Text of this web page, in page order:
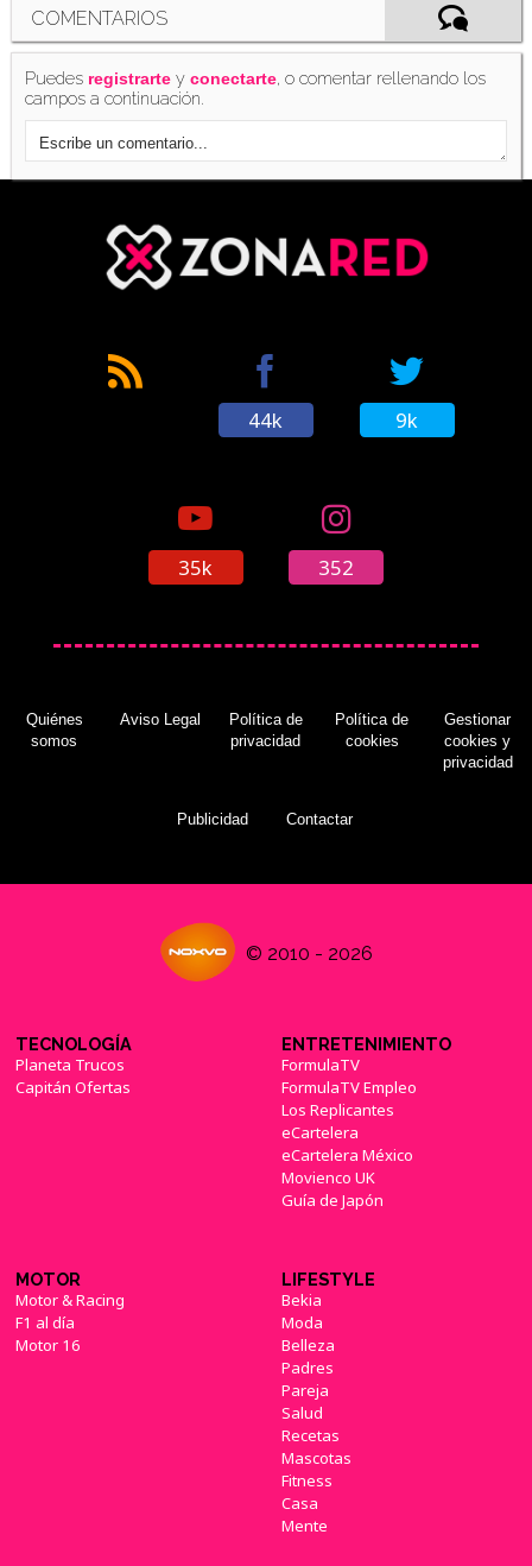
COMENTARIOS
Puedes registrarte yconectarte, o comentar rellenando los
campos a continuación.
44k 9k
35k 352
Quiénes
somos
Aviso Legal
Política de
privacidad
Política de
cookies
Gestionar
cookies y
privacidad
Publicidad Contactar
© 2010 - 2026
TECNOLOGÍA
Planeta Trucos
Capitán Ofertas
ENTRETENIMIENTO
FormulaTV
FormulaTV Empleo
Los Replicantes
eCartelera
eCartelera México
Movienco UK
Guía de Japón
MOTOR
Motor & Racing
F1 al día
Motor 16
LIFESTYLE
Bekia
Moda
Belleza
Padres
Pareja
Salud
Recetas
Mascotas
Fitness
Casa
Mente